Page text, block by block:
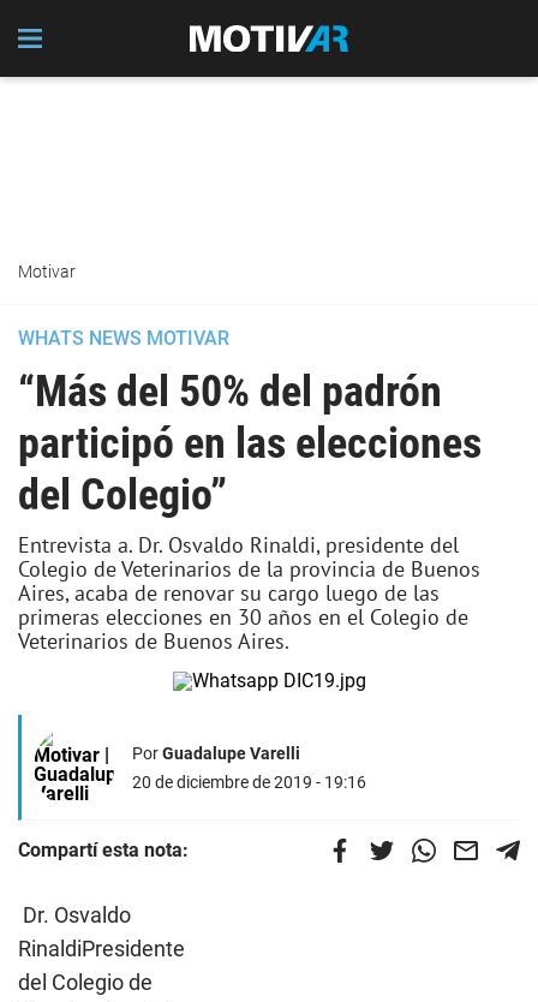
Motivar
WHATS NEWS MOTIVAR
“Más del 50% del padrón
participó en las elecciones
del Colegio”
Entrevista a. Dr. Osvaldo Rinaldi, presidente del
Colegio de Veterinarios de la provincia de Buenos
Aires, acaba de renovar su cargo luego de las
primeras elecciones en 30 años en el Colegio de
Veterinarios de Buenos Aires.
PorGuadalupe Varelli
20 de diciembre de 2019 - 19:16
Compartí esta nota:
Dr. Osvaldo
RinaldiPresidente
del Colegio de